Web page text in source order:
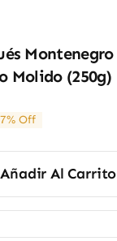
Montenegro
Molido (250g)
7% Off
Añadir Al Carrito